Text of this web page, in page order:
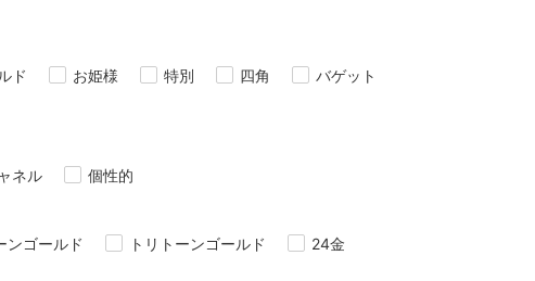
ド お姫様 特別 四角
バゲット
ネル 個性的
ンゴールド トリトーンゴールド 24金